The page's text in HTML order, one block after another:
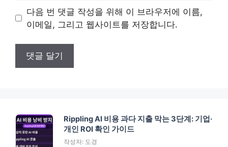
트
다음 번 댓글 작성을 위해 이 브라우저에 이름,
이메일, 그리고 웹사이트를 저장합니다.
Rippling AI 비용 과다 지출 막는 3단계: 기업·
개인 ROI 확인 가이드
작성자: 도경